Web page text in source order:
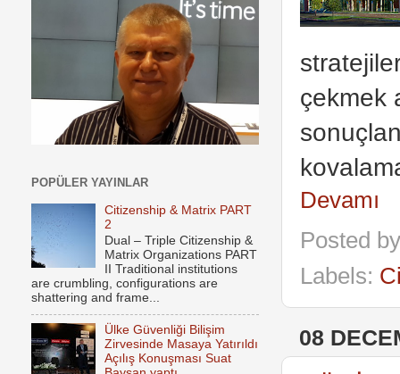
çekmek
Devamı
Posted
Labels:
08
POPÜLER YAYINLAR
Citizenship & Matrix PART
2
Dual – Triple Citizenship &
Matrix Organizations PART
II Traditional institutions
are crumbling, configurations are
shattering and frame...
Ülke Güvenliği Bilişim
Zirvesinde Masaya Yatırıldı
Açılış Konuşması Suat